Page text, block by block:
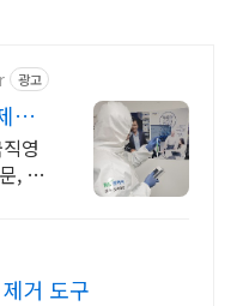
광고
적
영
, 방
거 도구